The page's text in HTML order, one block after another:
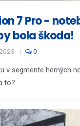
7 Pro -
bola škoda!
0
v segmente herných
to?